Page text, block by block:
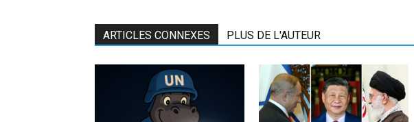
ARTICLES CONNEXES PLUS DE L'AUTEUR